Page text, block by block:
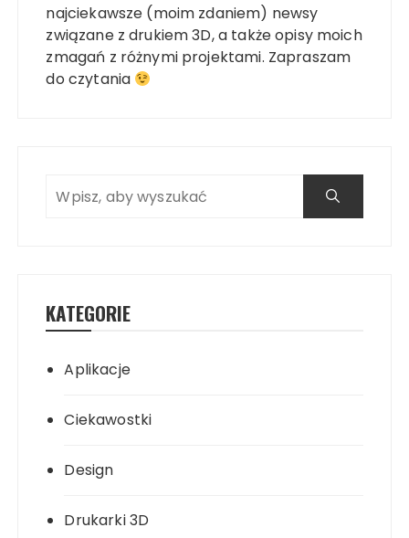
najciekawsze (moim zdaniem) newsy
związane z drukiem 3D, a także opisy moich
zmagań z różnymi projektami. Zapraszam
do czytania
KATEGORIE
Aplikacje
Ciekawostki
Design
Drukarki 3D